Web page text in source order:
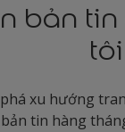
bản
tôi
xu hướng
tin hàng